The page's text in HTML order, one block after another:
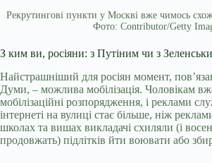
Рекрутингові пункти у Москві вже чимось
Фото: Contributor/Getty
З ким ви, росіяни: з Путіним чи з
Найстрашніший для росіян момент,
Думи, – можлива мобілізація. Чоловікам
мобілізаційні розпорядження, і реклами
інтернеті на вулиці стає більше, ніж
школах та вишах викладачі схиляли (і
продовжать) підлітків йти воювати або